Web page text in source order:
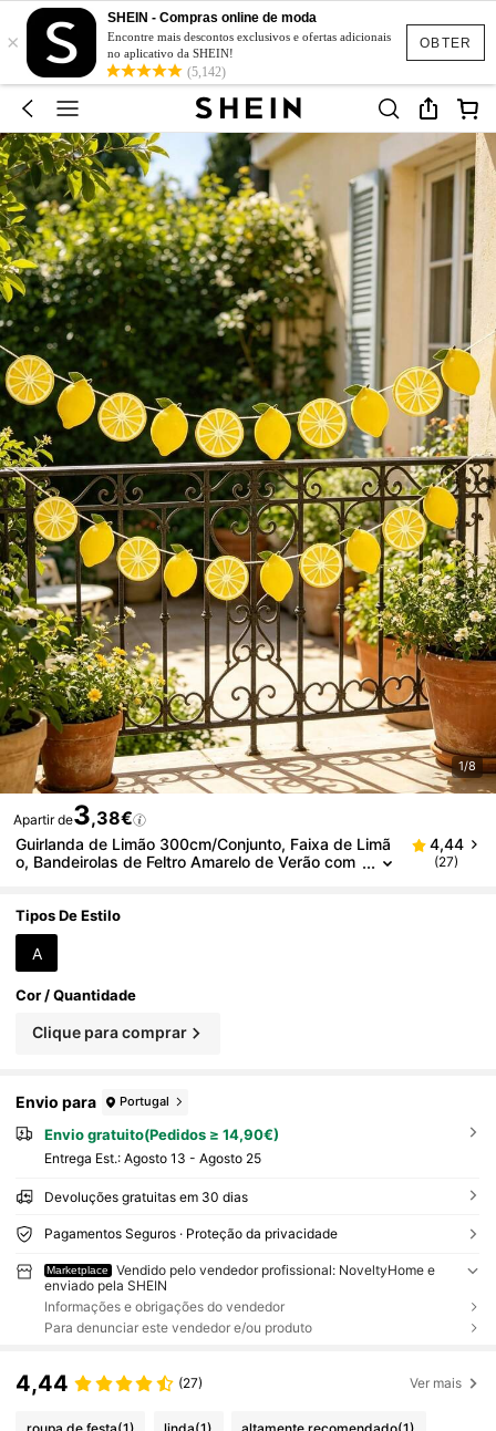
OBTER
×
SHEIN - Compras online de moda
Encontre mais descontos exclusivos e ofertas adicionais
no aplicativo da SHEIN!
(5,142)
1/8
Apartir de3,38€
Guirlanda de Limão 300cm/Conjunto, Faixa de Limã
o, Bandeirolas de Feltro Amarelo de Verão com
para Casa, Decoração para Festa de Verão, Festa n
a Piscina, Adereços para Fotografia, Adequado par
a Campismo, Piquenique, Festa, Aniversário, Casam
ento
4,44
(27)
Tipos De Estilo
A
Cor / Quantidade
Clique para comprar
Envio para Portugal
Envio gratuito(Pedidos ≥ 14,90€)
Entrega Est.: Agosto 13 - Agosto 25
Devoluções gratuitas em 30 dias
Pagamentos Seguros · Proteção da privacidade
Marketplace
Vendido pelo vendedor profissional: NoveltyHome e
enviado pela SHEIN
Informações e obrigações do vendedor
Para denunciar este vendedor e/ou produto
4,44 (27) Ver mais